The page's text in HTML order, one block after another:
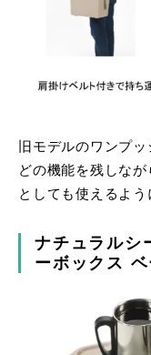
旧モデルのワンプ
どの機能を残しな
としても使えるよう
ナチュラルシ
ーボックス ベ